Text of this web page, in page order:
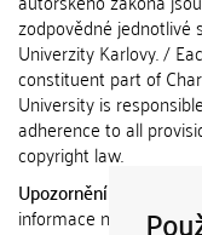
zodpovědné jednotlivé
Univerzity Karlovy. /
constituent part of
University is
adherence to all
copyright law.
Upozornění / Notice:
informace nemohou